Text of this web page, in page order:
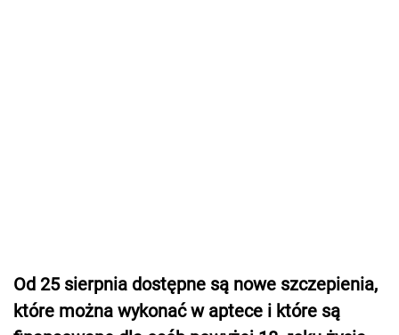
Od 25 sierpnia dostępne są nowe szczepienia,
które można wykonać w aptece i które są